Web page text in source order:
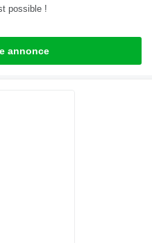
possible !
annonce